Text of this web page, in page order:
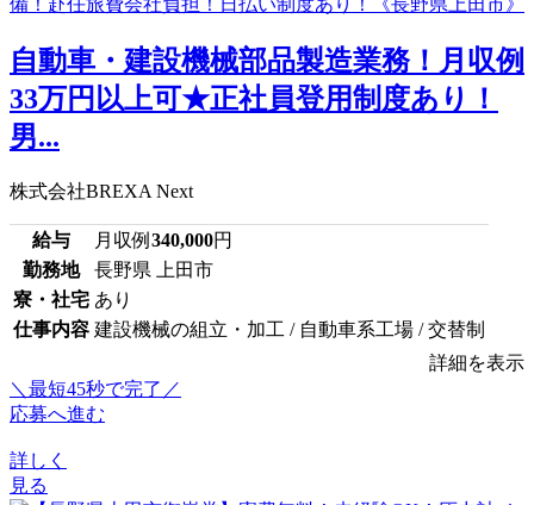
自動車・建設機械部品製造業務！月収例
33万円以上可★正社員登用制度あり！
男...
株式会社BREXA Next
給与 月収例 340,000円
勤務地
長野県 上田市
寮・社宅 あり
仕事内容 建設機械の組立・加工 / 自動車系工場 / 交替制
詳細を表示
＼最短45秒で完了／
応募へ進む
詳しく
見る